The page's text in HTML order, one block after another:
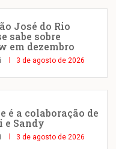
José do Rio
sabe sobre
em dezembro
3 de agosto de 2026
é a colaboração de
e Sandy
3 de agosto de 2026